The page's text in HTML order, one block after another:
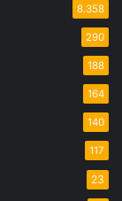
8.358
290
188
164
140
117
23